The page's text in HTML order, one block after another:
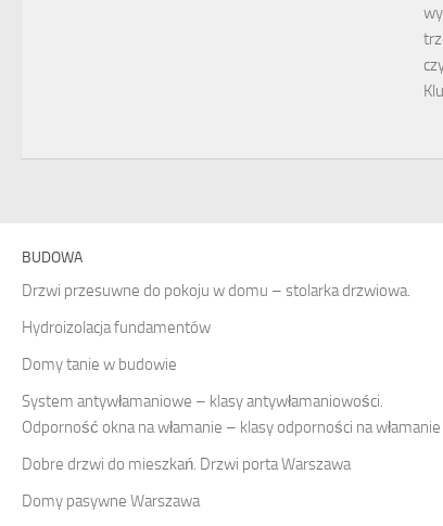
BUDOWA
Drzwi przesuwne do pokoju w domu – stolarka drzwiowa.
Hydroizolacja fundamentów
Domy tanie w budowie
System antywłamaniowe – klasy antywłamaniowości.
Odporność okna na włamanie – klasy odporności na włamanie
Dobre drzwi do mieszkań. Drzwi porta Warszawa
Domy pasywne Warszawa